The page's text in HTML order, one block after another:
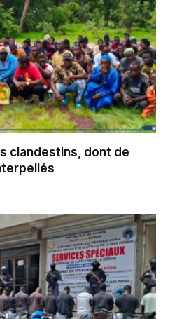
clandestins, dont de